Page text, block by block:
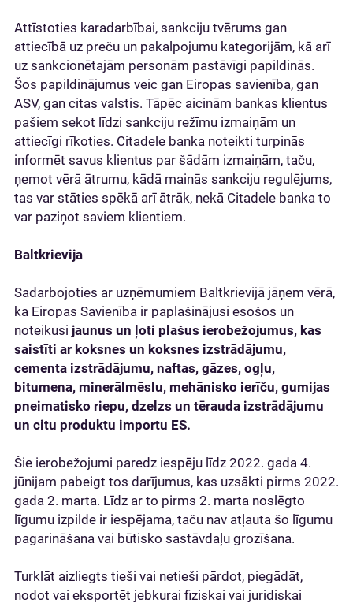
Attīstoties karadarbībai, sankciju tvērums gan
attiecībā uz preču un pakalpojumu kategorijām, kā arī
uz sankcionētajām personām pastāvīgi papildinās.
Šos papildinājumus veic gan Eiropas savienība, gan
ASV, gan citas valstis. Tāpēc aicinām bankas klientus
pašiem sekot līdzi sankciju režīmu izmaiņām un
attiecīgi rīkoties. Citadele banka noteikti turpinās
informēt savus klientus par šādām izmaiņām, taču,
ņemot vērā ātrumu, kādā mainās sankciju regulējums,
tas var stāties spēkā arī ātrāk, nekā Citadele banka to
var paziņot saviem klientiem.
Baltkrievija
Sadarbojoties ar uzņēmumiem Baltkrievijā jāņem vērā,
ka Eiropas Savienība ir paplašinājusi esošos un
noteikusi jaunus un ļoti plašus ierobežojumus, kas
saistīti ar koksnes un koksnes izstrādājumu,
cementa izstrādājumu, naftas, gāzes, ogļu,
bitumena, minerālmēslu, mehānisko ierīču, gumijas
pneimatisko riepu, dzelzs un tērauda izstrādājumu
un citu produktu importu ES.
Šie ierobežojumi paredz iespēju līdz 2022. gada 4.
jūnijam pabeigt tos darījumus, kas uzsākti pirms 2022.
gada 2. marta. Līdz ar to pirms 2. marta noslēgto
līgumu izpilde ir iespējama, taču nav atļauta šo līgumu
pagarināšana vai būtisko sastāvdaļu grozīšana.
Turklāt aizliegts tieši vai netieši pārdot, piegādāt,
nodot vai eksportēt jebkurai fiziskai vai juridiskai